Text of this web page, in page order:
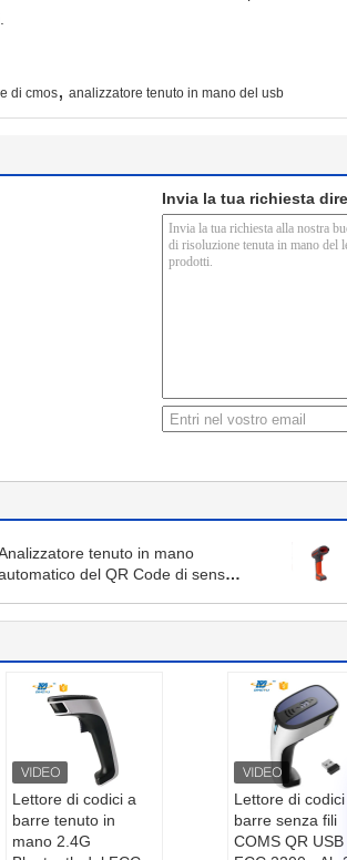
di cmos, analizzatore tenuto in mano del usb
Invia la tua richiesta
tenuto in mano
del QR Code di senso
Lettore di codici a
barre tenuto in
mano 2.4G
Lettore di codici
barre senza fili
COMS QR USB